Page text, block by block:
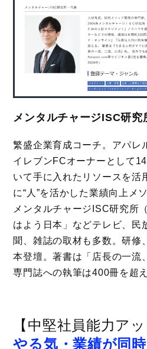
メンタルチャージISC研究
繁盛企業育成コーチ。アパレ
イレブンFCオーナーとして
いて手に入れたリソースを活
に“人”を活かした業績向上メ
メンタルチャージISC研究所
はよう日本」などテレビ、民
聞、雑誌の取材も多数。研修
本登壇。著書は「店長の一流
専門誌への執筆は400冊を超え
【中堅社員能力アッ
やる気・業績が同